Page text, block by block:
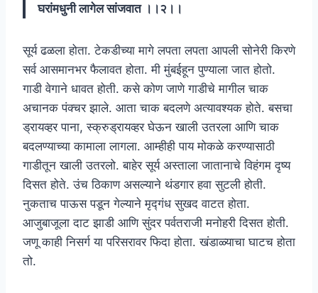
घरांमधुनी लागेल सांजवात ।।२।।
सूर्य ढळला होता. टेकडीच्या मागे लपता लपता आपली सोनेरी किरणे
सर्व आसमानभर फैलावत होता. मी मुंबईहून पुण्याला जात होतो.
गाडी वेगाने धावत होती. कसे कोण जाणे गाडीचे मागील चाक
अचानक पंक्चर झाले. आता चाक बदलणे अत्यावश्यक होते. बसचा
ड्रायव्हर पाना, स्क्रुड्रायव्हर घेऊन खाली उतरला आणि चाक
बदलण्याच्या कामाला लागला. आम्हीही पाय मोकळे करण्यासाठी
गाडीतून खाली उतरलो. बाहेर सूर्य अस्ताला जातानाचे विहंगम दृष्य
दिसत होते. उंच ठिकाण असल्याने थंडगार हवा सुटली होती.
नुकताच पाऊस पडून गेल्याने मृद्गंध सुखद वाटत होता.
आजुबाजूला दाट झाडी आणि सुंदर पर्वतराजी मनोहरी दिसत होती.
जणू काही निसर्ग या परिसरावर फिदा होता. खंडाळ्याचा घाटच होता
तो.